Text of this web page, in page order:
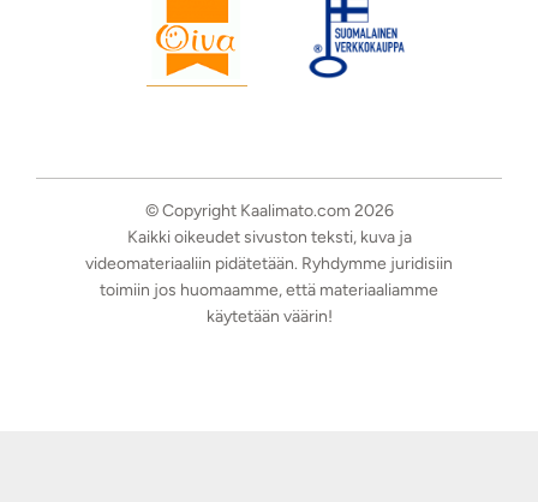
© Copyright Kaalimato.com 2026
Kaikki oikeudet sivuston teksti, kuva ja
videomateriaaliin pidätetään. Ryhdymme juridisiin
toimiin jos huomaamme, että materiaaliamme
käytetään väärin!